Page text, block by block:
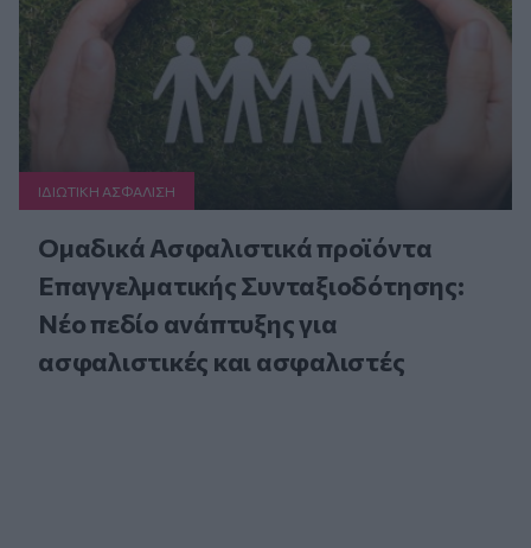
ΙΔΙΩΤΙΚΗ ΑΣΦAΛΙΣΗ
Ομαδικά Ασφαλιστικά προϊόντα
Επαγγελματικής Συνταξιοδότησης:
Νέο πεδίο ανάπτυξης για
ασφαλιστικές και ασφαλιστές